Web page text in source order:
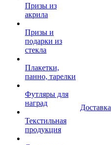
Призы из
акрила
Призы и
подарки из
стекла
Плакетки,
панно, тарелки
Футляры для
наград
Текстильная
продукция
Доставка